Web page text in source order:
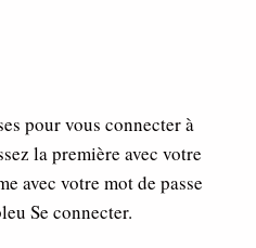
pour vous connecter à
la première avec votre
avec votre mot de passe
Se connecter.